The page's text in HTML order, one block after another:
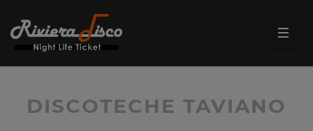
DISCOTECHE TAVIANO